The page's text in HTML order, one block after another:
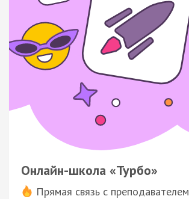
Онлайн-школа «Турбо»
Прямая связь с преподавателем